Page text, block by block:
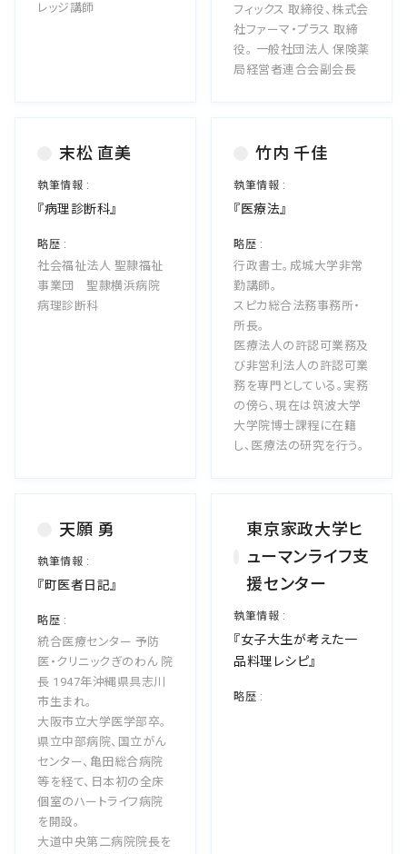
レッジ講師
フィックス 取締役、株式会
社ファーマ・プラス 取締
役。 一般社団法人 保険薬
局経営者連合会副会長
末松 直美
『病理診断科』
社会福祉法人 聖隷福祉
事業団 聖隷横浜病院
病理診断科
竹内 千佳
『医療法』
行政書士。成城大学非常
勤講師。
スピカ総合法務事務所・
所長。
医療法人の許認可業務及
び非営利法人の許認可業
務を専門としている。実務
の傍ら、現在は筑波大学
大学院博士課程に在籍
し、医療法の研究を行う。
天願 勇
『町医者日記』
統合医療センター 予防
医・クリニックぎのわん 院
長 1947年沖縄県具志川
市生まれ。
大阪市立大学医学部卒。
県立中部病院、国立がん
センター、亀田総合病院
等を経て、日本初の全床
個室のハートライフ病院
を開設。
大道中央第二病院院長を
東京家政大学ヒ
ューマンライフ支
援センター
『女子大生が考えた一
品料理レシピ』